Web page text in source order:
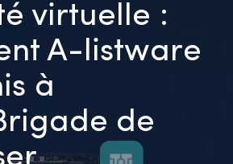
virtuelle :
A-listware
à
de